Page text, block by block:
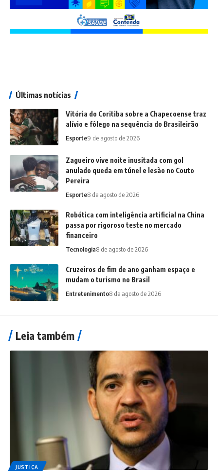
Últimas notícias
Vitória do Coritiba sobre a Chapecoense traz
alívio e fôlego na sequência do Brasileirão
Esporte9 de agosto de 2026
Zagueiro vive noite inusitada com gol
anulado queda em túnel e lesão no Couto
Pereira
Esporte8 de agosto de 2026
Robótica com inteligência artificial na China
passa por rigoroso teste no mercado
financeiro
Tecnologia8 de agosto de 2026
Cruzeiros de fim de ano ganham espaço e
mudam o turismo no Brasil
Entretenimento8 de agosto de 2026
Leia também
JUSTIÇA